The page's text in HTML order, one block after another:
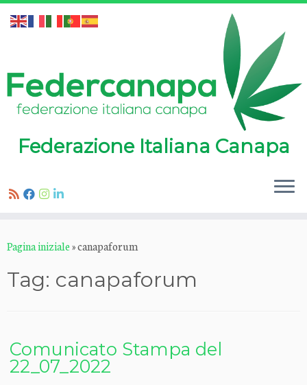
al
Federazione Italiana Canapa
Pagina iniziale»canapaforum
Tag: canapaforum
Comunicato Stampa del
22_07_2022